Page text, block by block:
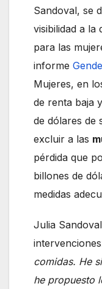
Sandoval, se
visibilidad a la
para las
informe
Mujeres, en
de renta baja
de dólares
excluir a las
pérdida que
billones de
medidas
Julia
comidas. He
he propuesto